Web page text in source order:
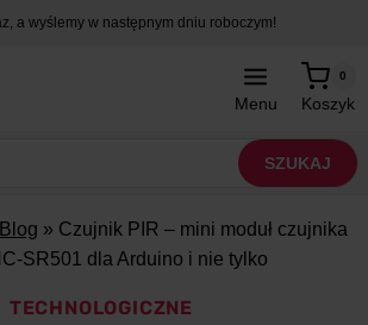
a wyślemy w następnym dniu roboczym!
Menu Koszyk
0
SZUKAJ
Blog » Czujnik PIR – mini moduł czujnika
SR501 dla Arduino i nie tylko
TECHNOLOGICZNE